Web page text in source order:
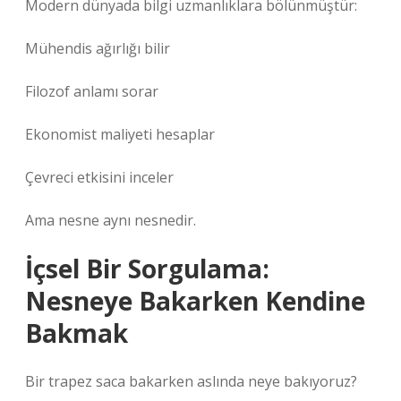
Modern dünyada bilgi uzmanlıklara bölünmüştür:
Mühendis ağırlığı bilir
Filozof anlamı sorar
Ekonomist maliyeti hesaplar
Çevreci etkisini inceler
Ama nesne aynı nesnedir.
İçsel Bir Sorgulama:
Nesneye Bakarken Kendine
Bakmak
Bir trapez saca bakarken aslında neye bakıyoruz?